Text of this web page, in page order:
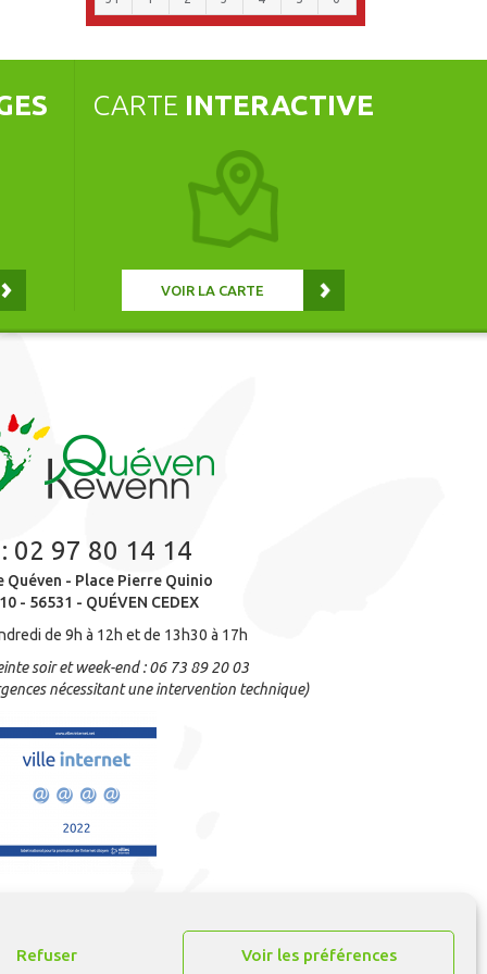
Refuser Voir les préférences
CARTE INTERACTIVE
VOIR LA CARTE
02 97 80 14 14
Quéven - Place Pierre Quinio
- 56531 - QUÉVEN CEDEX
de 9h à 12h et de 13h30 à 17h
soir et week-end : 06 73 89 20 03
nécessitant une intervention technique)